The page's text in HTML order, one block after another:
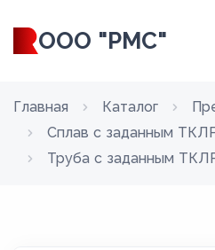
ООО "РМС"
Главная Каталог
Сплав с заданным
Труба с заданным